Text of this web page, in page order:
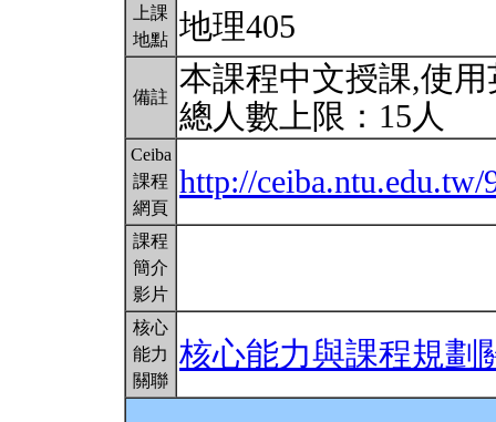
上課
地點 地理405
備註
本課程中文授課,使
總人數上限：15人
Ceiba
課程
網頁
http://ceiba.ntu.edu.tw/
課程
簡介
影片
核心
能力
關聯
核心能力與課程規劃